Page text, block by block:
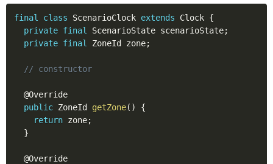
final class ScenarioClock extends Clock {
private final ScenarioState scenarioState;
private final ZoneId zone;
// constructor
@Override
public ZoneId getZone( )
{
return zone;
}
@Override